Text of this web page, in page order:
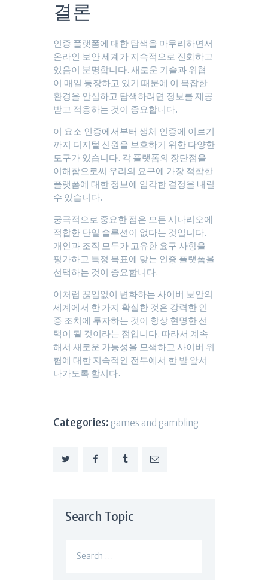
결론
인증 플랫폼에 대한 탐색을 마무리하면서
온라인 보안 세계가 지속적으로 진화하고
있음이 분명합니다. 새로운 기술과 위협
이 매일 등장하고 있기 때문에 이 복잡한
환경을 안심하고 탐색하려면 정보를 제공
받고 적응하는 것이 중요합니다.
이 요소 인증에서부터 생체 인증에 이르기
까지 디지털 신원을 보호하기 위한 다양한
도구가 있습니다. 각 플랫폼의 장단점을
이해함으로써 우리의 요구에 가장 적합한
플랫폼에 대한 정보에 입각한 결정을 내릴
수 있습니다.
궁극적으로 중요한 점은 모든 시나리오에
적합한 단일 솔루션이 없다는 것입니다.
개인과 조직 모두가 고유한 요구 사항을
평가하고 특정 목표에 맞는 인증 플랫폼을
선택하는 것이 중요합니다.
이처럼 끊임없이 변화하는 사이버 보안의
세계에서 한 가지 확실한 것은 강력한 인
증 조치에 투자하는 것이 항상 현명한 선
택이 될 것이라는 점입니다. 따라서 계속
해서 새로운 가능성을 모색하고 사이버 위
협에 대한 지속적인 전투에서 한 발 앞서
나가도록 합시다.
Categories: games and gambling
Search Topic
for: